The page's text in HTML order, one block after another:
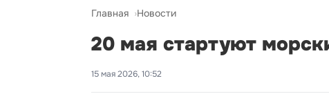
Главная Новости
20 мая стартуют
15 мая 2026, 10:52